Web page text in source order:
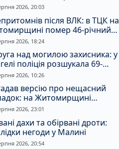
привітання
2026, 20:03
після ВЛК: в ТЦК на
помер 46-річний
2026, 18:24
над могилою захисника: у
поліція розшукала 69-
зловмисника
2026, 10:26
версію про нещасний
на Житомирщині
чоловіка за вбивство
2026, 23:01
дахи та обірвані дроти:
негоди у Малині
2026, 20:54